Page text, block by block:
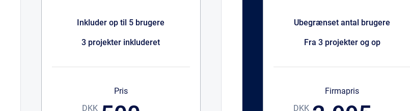
Inkluder op til 5 brugere
3 projekter inkluderet
Pris
DKK
Ubegrænset antal brugere
Fra 3 projekter og op
Firmapris
DKK